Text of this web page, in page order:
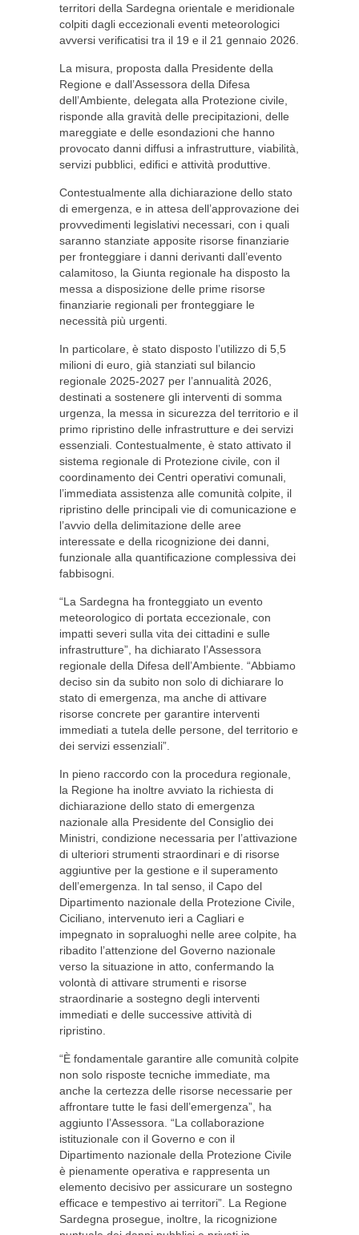
territori della Sardegna orientale e meridionale
colpiti dagli eccezionali eventi meteorologici
avversi verificatisi tra il 19 e il 21 gennaio 2026.
La misura, proposta dalla Presidente della
Regione e dall’Assessora della Difesa
dell’Ambiente, delegata alla Protezione civile,
risponde alla gravità delle precipitazioni, delle
mareggiate e delle esondazioni che hanno
provocato danni diffusi a infrastrutture, viabilità,
servizi pubblici, edifici e attività produttive.
Contestualmente alla dichiarazione dello stato
di emergenza, e in attesa dell’approvazione dei
provvedimenti legislativi necessari, con i quali
saranno stanziate apposite risorse finanziarie
per fronteggiare i danni derivanti dall’evento
calamitoso, la Giunta regionale ha disposto la
messa a disposizione delle prime risorse
finanziarie regionali per fronteggiare le
necessità più urgenti.
In particolare, è stato disposto l’utilizzo di 5,5
milioni di euro, già stanziati sul bilancio
regionale 2025-2027 per l’annualità 2026,
destinati a sostenere gli interventi di somma
urgenza, la messa in sicurezza del territorio e il
primo ripristino delle infrastrutture e dei servizi
essenziali. Contestualmente, è stato attivato il
sistema regionale di Protezione civile, con il
coordinamento dei Centri operativi comunali,
l’immediata assistenza alle comunità colpite, il
ripristino delle principali vie di comunicazione e
l’avvio della delimitazione delle aree
interessate e della ricognizione dei danni,
funzionale alla quantificazione complessiva dei
fabbisogni.
“La Sardegna ha fronteggiato un evento
meteorologico di portata eccezionale, con
impatti severi sulla vita dei cittadini e sulle
infrastrutture”, ha dichiarato l’Assessora
regionale della Difesa dell’Ambiente. “Abbiamo
deciso sin da subito non solo di dichiarare lo
stato di emergenza, ma anche di attivare
risorse concrete per garantire interventi
immediati a tutela delle persone, del territorio e
dei servizi essenziali”.
In pieno raccordo con la procedura regionale,
la Regione ha inoltre avviato la richiesta di
dichiarazione dello stato di emergenza
nazionale alla Presidente del Consiglio dei
Ministri, condizione necessaria per l’attivazione
di ulteriori strumenti straordinari e di risorse
aggiuntive per la gestione e il superamento
dell’emergenza. In tal senso, il Capo del
Dipartimento nazionale della Protezione Civile,
Ciciliano, intervenuto ieri a Cagliari e
impegnato in sopraluoghi nelle aree colpite, ha
ribadito l’attenzione del Governo nazionale
verso la situazione in atto, confermando la
volontà di attivare strumenti e risorse
straordinarie a sostegno degli interventi
immediati e delle successive attività di
ripristino.
“È fondamentale garantire alle comunità colpite
non solo risposte tecniche immediate, ma
anche la certezza delle risorse necessarie per
affrontare tutte le fasi dell’emergenza”, ha
aggiunto l’Assessora. “La collaborazione
istituzionale con il Governo e con il
Dipartimento nazionale della Protezione Civile
è pienamente operativa e rappresenta un
elemento decisivo per assicurare un sostegno
efficace e tempestivo ai territori”. La Regione
Sardegna prosegue, inoltre, la ricognizione